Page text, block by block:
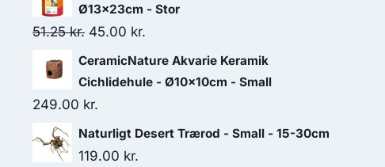
Ø13x23cm - Stor
51.25kr. Den
oprindelige
pris
var:
51.25 kr..
45.00 kr.
aktuelle
pris
45.00 kr..
CeramicNature Akvarie Keramik
Cichlidehule - Ø10x10cm - Small
249.00 kr.
Naturligt Desert Trærod - Small - 15-30cm
119.00 kr.